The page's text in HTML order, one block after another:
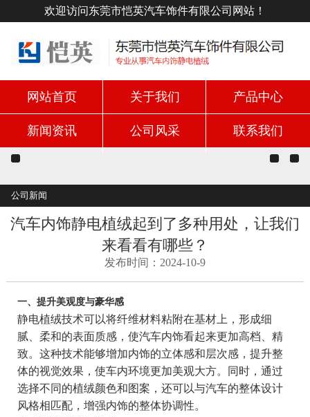
欢迎访问东莞市恺英汽车饰件有限公司网站！
网站首页 关于我们 产品中心
新闻资讯 公司风采 联系我们
公司新闻
汽车内饰静电植绒起到了多种用处，让我们
来看看有哪些？
发布时间：2024-10-9
一、提升美观度与豪华感
静电植绒技术可以将纤维材料粘附在基材上，形成细
腻、柔和的表面质感，使汽车内饰看起来更加高档、精
致。这种技术能够增加内饰的立体感和层次感，提升整
体的视觉效果，使车内环境更加美观大方。同时，通过
选择不同的植绒颜色和图案，还可以与汽车的整体设计
风格相匹配，增强内饰的整体协调性。